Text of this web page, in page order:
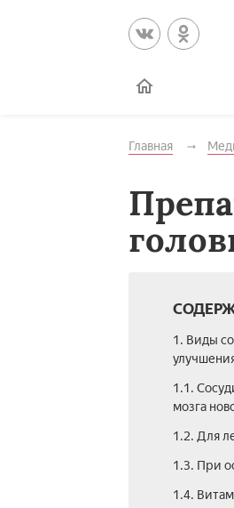
Главная
1. Виды
1.1.
мозга
1.2. Для
1.3. При
1.4.